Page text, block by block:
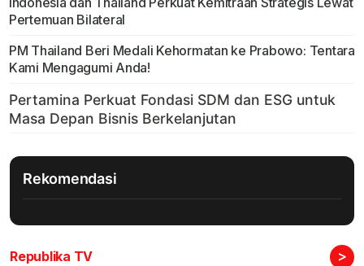
Pertemuan Bilateral
PM Thailand Beri Medali Kehormatan ke Prabowo: Tentara
Kami Mengagumi Anda!
Rekomendasi
Republika TV >